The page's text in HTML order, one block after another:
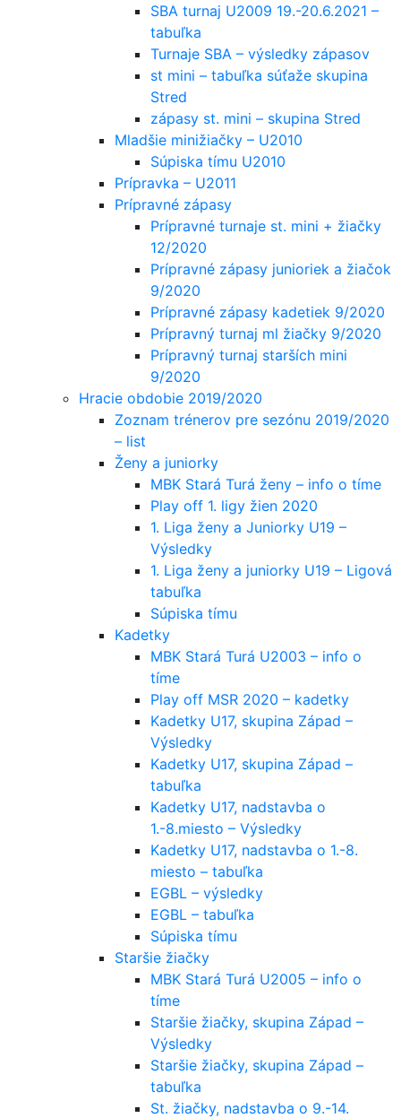
SBA turnaj U2009 19.-20.6.2021 –
tabuľka
Turnaje SBA – výsledky zápasov
st mini – tabuľka súťaže skupina
Stred
zápasy st. mini – skupina Stred
Mladšie minižiačky – U2010
Súpiska tímu U2010
Prípravka – U2011
Prípravné zápasy
Prípravné turnaje st. mini + žiačky
12/2020
Prípravné zápasy junioriek a žiačok
9/2020
Prípravné zápasy kadetiek 9/2020
Prípravný turnaj ml žiačky 9/2020
Prípravný turnaj starších mini
9/2020
Hracie obdobie 2019/2020
Zoznam trénerov pre sezónu 2019/2020
– list
Ženy a juniorky
MBK Stará Turá ženy – info o tíme
Play off 1. ligy žien 2020
1. Liga ženy a Juniorky U19 –
Výsledky
1. Liga ženy a juniorky U19 – Ligová
tabuľka
Súpiska tímu
Kadetky
MBK Stará Turá U2003 – info o
tíme
Play off MSR 2020 – kadetky
Kadetky U17, skupina Západ –
Výsledky
Kadetky U17, skupina Západ –
tabuľka
Kadetky U17, nadstavba o
1.-8.miesto – Výsledky
Kadetky U17, nadstavba o 1.-8.
miesto – tabuľka
EGBL – výsledky
EGBL – tabuľka
Súpiska tímu
Staršie žiačky
MBK Stará Turá U2005 – info o
tíme
Staršie žiačky, skupina Západ –
Výsledky
Staršie žiačky, skupina Západ –
tabuľka
St. žiačky, nadstavba o 9.-14.